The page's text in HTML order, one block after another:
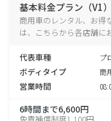
基本料金プラン（V1）
商用車のレンタル、お得
は、こちらから各店舗に
代表車種 プ
ボディタイプ 商
営業時間
6時間まで6,600円
免責補償制度1,100円